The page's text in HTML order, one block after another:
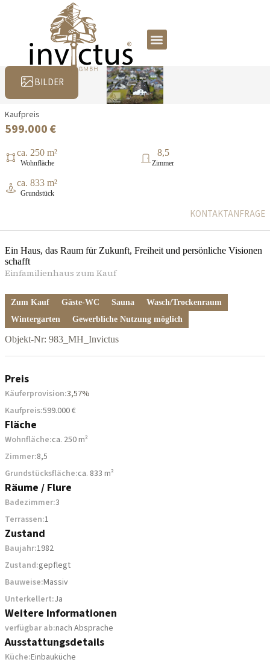
BILDER
Kaufpreis
599.000 €
ca. 250 m²
Wohnfläche
8,5
Zimmer
ca. 833 m²
Grundstück
KONTAKTANFRAGE
Ein Haus, das Raum für Zukunft, Freiheit und persönliche Visionen
schafft
Einfamilienhaus zum Kauf
Zum Kauf Gäste-WC Sauna
Wasch/Trockenraum
Wintergarten
Gewerbliche Nutzung möglich
Objekt-Nr: 983_MH_Invictus
Preis
Käuferprovision:3,57%
Kaufpreis:599.000 €
Fläche
Wohnfläche:ca. 250 m²
Zimmer:8,5
Grundstücksfläche:ca. 833 m²
Räume / Flure
Badezimmer:3
Terrassen:1
Zustand
Baujahr:1982
Zustand:gepflegt
Bauweise:Massiv
Unterkellert:Ja
Weitere Informationen
verfügbar ab:nach Absprache
Ausstattungsdetails
Küche:Einbauküche